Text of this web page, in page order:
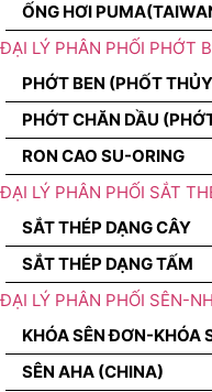
ỐNG HƠI
ĐẠI LÝ PHÂN PHỐI PHỚT
PHỚT BEN (PHỐT
PHỚT CHĂN DẦU
RON CAO SU-ORING
ĐẠI LÝ PHÂN PHỐI SẮT
SẮT THÉP DẠNG CÂY
SẮT THÉP DẠNG TẤM
ĐẠI LÝ PHÂN PHỐI SÊN-
KHÓA SÊN ĐƠN-KHÓA
SÊN AHA (CHINA)